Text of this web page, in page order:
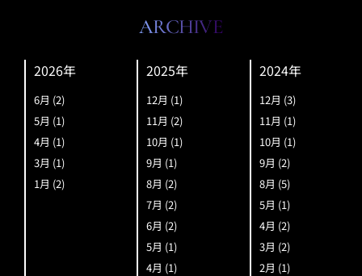
ARCHIVE
2026年
6月 (2)
5月 (1)
4月 (1)
3月 (1)
1月 (2)
2025年
12月 (1)
11月 (2)
10月 (1)
9月 (1)
8月 (2)
7月 (2)
6月 (2)
5月 (1)
4月 (1)
2024年
12月 (3)
11月 (1)
10月 (1)
9月 (2)
8月 (5)
5月 (1)
4月 (2)
3月 (2)
2月 (1)